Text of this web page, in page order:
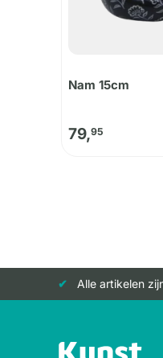
Nam 15cm
79,95
Alle artikelen